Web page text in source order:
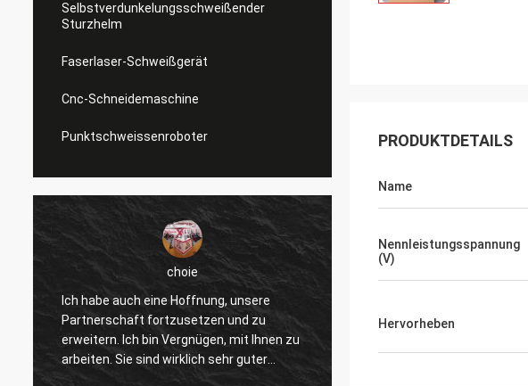
Selbstverdunkelungsschweißender
Sturzhelm
Faserlaser-Schweißgerät
Cnc-Schneidemaschine
Punktschweissenroboter
mit Ihnen zu
guter
Die
Daniel
Ich werde zur Zusammenarbeit mit Ihnen
gefallen, helfen Sie uns, unser zu
verbessern überprüfen für mich und
andere Kunden, also schätze ich Sie
wirklich, und der Preis ist angemessen
PRODUKTDETAILS
Name
Nennleistungsspannung
(V)
Hervorheben